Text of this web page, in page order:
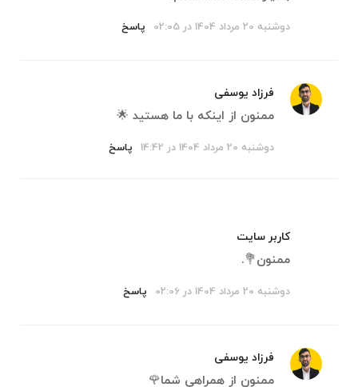
دوشنبه 20 مرداد 1404 در 02:05 پاسخ
فرزاد یوسفی
ممنون از اینکه با ما هستید 🌟
دوشنبه 20 مرداد 1404 در 14:42 پاسخ
کاربر سایت
ممنون💐.
دوشنبه 20 مرداد 1404 در 02:06 پاسخ
فرزاد یوسفی
ممنون از همراهی شما🌹